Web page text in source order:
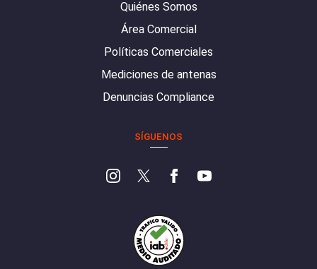
Quiénes Somos
Área Comercial
Políticas Comerciales
Mediciones de antenas
Denuncias Compliance
SÍGUENOS